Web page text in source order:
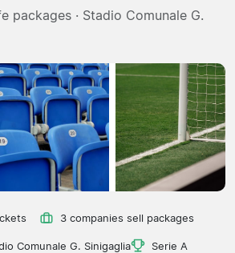
packages · Stadio Comunale G.
3 companies sell packages
Comunale G. Sinigaglia Serie A